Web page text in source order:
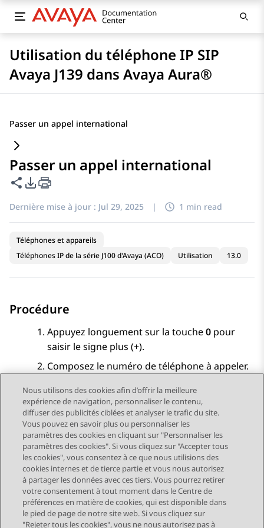
Utilisation du téléphone IP SIP
Avaya J139 dans Avaya Aura®
Passer un appel international
Passer un appel international
Partager cette page
Options d'exportation PDF
Dernière mise à jour : Jul 29, 2025 | 1 min read
Téléphones et appareils
Téléphones IP de la série J100 d'Avaya (ACO)
Utilisation 13.0
Procédure
Appuyez longuement sur la touche0 pour
saisir le signe plus (+).
Composez le numéro de téléphone à appeler.
Send Feedback
Navigation par sujet
Sujet précédent Sujet suivant
Nous utilisons des cookies afin d’offrir la meilleure
expérience de navigation, personnaliser le contenu,
diffuser des publicités ciblées et analyser le trafic du site.
Vous pouvez en savoir plus ou personnaliser les
paramètres des cookies en cliquant sur "Personnaliser les
paramètres des cookies". Si vous cliquez sur "Accepter tous
les cookies", vous consentez à ce que nous utilisions des
cookies internes et de tierce partie et vous nous autorisez
à partager les données avec ces tiers. Vous pourrez retirer
votre consentement à tout moment dans le Centre de
préférences en matière de cookies, qui est disponible dans
le pied de page de notre site web. Si vous cliquez sur
"Rejeter tous les cookies", vous ne nous autorisez pas à